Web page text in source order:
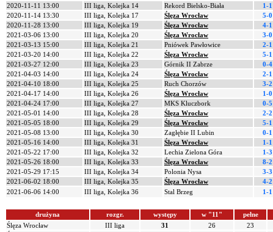
2020-11-11 13:00
III liga, Kolejka 14 Rekord Bielsko-Biała 1-1
2020-11-14 13:30
III liga, Kolejka 17 Ślęza Wrocław 5-0
2020-11-28 13:00
III liga, Kolejka 19 Ślęza Wrocław 4-1
2021-03-06 13:00
III liga, Kolejka 20 Ślęza Wrocław 3-0
2021-03-13 15:00
III liga, Kolejka 21 Pniówek Pawłowice 2-1
2021-03-20 14:00
III liga, Kolejka 22 Ślęza Wrocław 5-1
2021-03-27 12:00
III liga, Kolejka 23 Górnik II Zabrze 0-4
2021-04-03 14:00
III liga, Kolejka 24 Ślęza Wrocław 2-1
2021-04-10 18:00
III liga, Kolejka 25 Ruch Chorzów 3-2
2021-04-17 14:00
III liga, Kolejka 26 Ślęza Wrocław 1-0
2021-04-24 17:00
III liga, Kolejka 27 MKS Kluczbork 0-5
2021-05-01 14:00
III liga, Kolejka 28 Ślęza Wrocław 2-2
2021-05-05 18:00
III liga, Kolejka 29 Ślęza Wrocław 5-1
2021-05-08 13:00
III liga, Kolejka 30 Zagłębie II Lubin 0-1
2021-05-16 14:00
III liga, Kolejka 31 Ślęza Wrocław 1-1
2021-05-22 17:00
III liga, Kolejka 32 Lechia Zielona Góra 1-3
2021-05-26 18:00
III liga, Kolejka 33 Ślęza Wrocław 8-2
2021-05-29 17:15
III liga, Kolejka 34 Polonia Nysa 3-3
2021-06-02 18:00
III liga, Kolejka 35 Ślęza Wrocław 4-2
2021-06-06 14:00
III liga, Kolejka 36 Stal Brzeg 1-1
drużyna rozgr. występy w "11" pełne
Ślęza Wrocław
III liga 31 26 23